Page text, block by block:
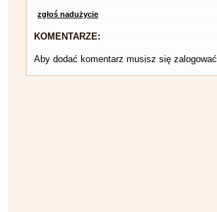
zgłoś nadużycie
KOMENTARZE:
Aby dodać komentarz musisz się zalogować